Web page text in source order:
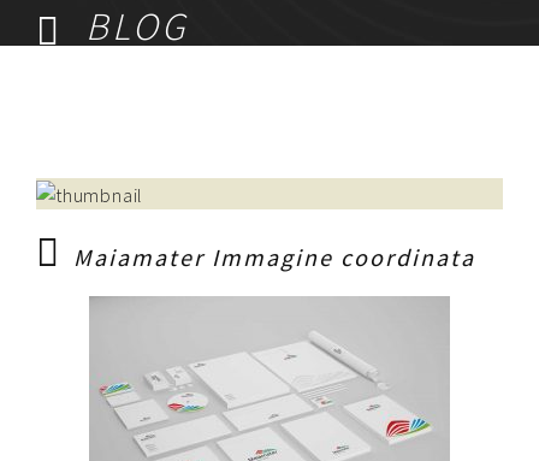
Chi siamo
Lavora con noi
Raffaele Gerardi
BLOG
Maiamater Immagine coordinata